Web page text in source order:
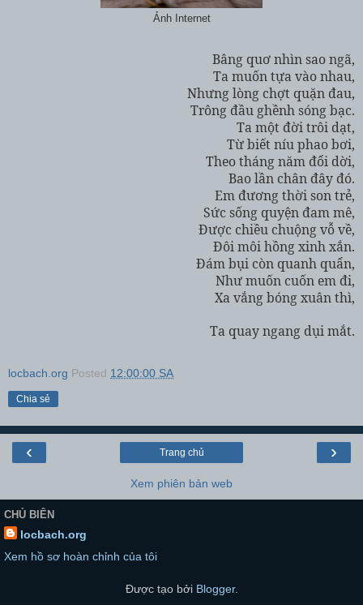
Ảnh Internet
Bâng quơ nhìn sao ngã,
Ta muốn tựa vào nhau,
Nhưng lòng chợt quặn đau,
Trông đầu ghềnh sóng bạc.
Ta một đời trôi dạt,
Từ biết níu phao bơi,
Theo tháng năm đổi dời,
Bao lần chân đây đó.
Em đương thời son trẻ,
Sức sống quyện đam mê,
Được chiều chuộng vỗ về,
Đôi môi hồng xinh xắn.
Đám bụi còn quanh quẩn,
Như muốn cuốn em đi,
Xa vắng bóng xuân thì,
Ta quay ngang dụi mắt.
locbach.org Posted 12:00:00 SA
Chia sẻ
‹ ›
Trang chủ
Xem phiên bản web
CHỦ BIÊN
locbach.org
Xem hồ sơ hoàn chỉnh của tôi
Được tạo bởi Blogger.